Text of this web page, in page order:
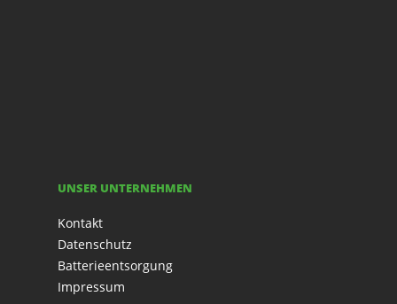
UNSER UNTERNEHMEN
Kontakt
Datenschutz
Batterieentsorgung
Impressum